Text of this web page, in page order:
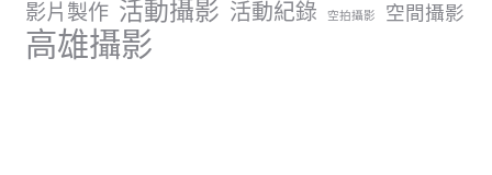
影片製作 活動攝影 活動紀錄 空拍攝影 空間攝影
高雄攝影